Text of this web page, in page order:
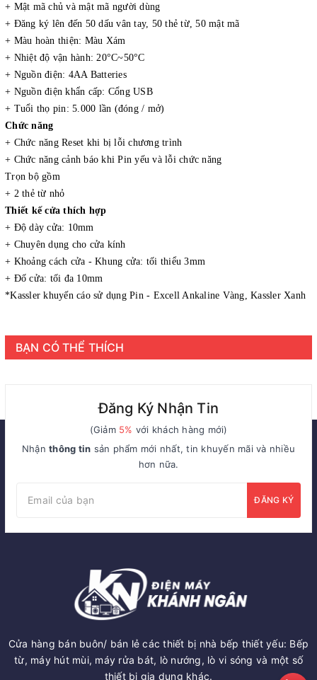
+ Mật mã chủ và mật mã người dùng
+ Đăng ký lên đến 50 dấu vân tay, 50 thẻ từ, 50 mật mã
+ Màu hoàn thiện: Màu Xám
+ Nhiệt độ vận hành: 20°C~50°C
+ Nguồn điện: 4AA Batteries
+ Nguồn điện khẩn cấp: Cổng USB
+ Tuổi thọ pin: 5.000 lần (đóng / mở)
Chức năng
+ Chức năng Reset khi bị lỗi chương trình
+ Chức năng cảnh báo khi Pin yếu và lỗi chức năng
Trọn bộ gồm
+ 2 thẻ từ nhỏ
Thiết kế cửa thích hợp
+ Độ dày cửa: 10mm
+ Chuyên dụng cho cửa kính
+ Khoảng cách cửa - Khung cửa: tối thiểu 3mm
+ Đố cửa: tối đa 10mm
*Kassler khuyến cáo sử dụng Pin - Excell Ankaline Vàng, Kassler Xanh
BẠN CÓ THỂ THÍCH
Đăng Ký Nhận Tin
(Giảm 5% với khách hàng mới)
Nhậnthông tin sản phẩm mới nhất, tin khuyến mãi và nhiều
hơn nữa.
ĐĂNG KÝ
Cửa hàng bán buôn/ bán lẻ các thiết bị nhà bếp thiết yếu: Bếp
từ, máy hút mùi, máy rửa bát, lò nướng, lò vi sóng và một số
thiết bị gia dụng khác.